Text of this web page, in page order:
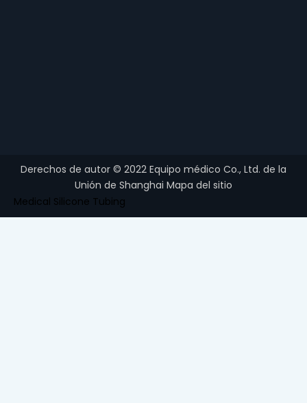
Derechos de autor © 2022 Equipo médico Co., Ltd. de la
Unión de Shanghai Mapa del sitio
Medical Silicone Tubing